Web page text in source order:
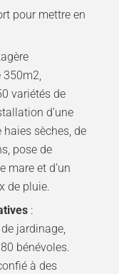
pour mettre en
350m2,
variétés de
d’une
sèches, de
pose de
mare et d’un
de pluie.
:
jardinage,
bénévoles.
à des